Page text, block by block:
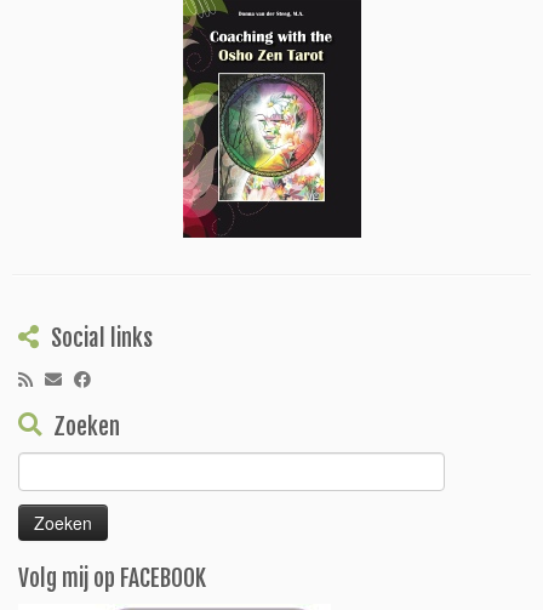
Social links
Zoeken
naar:
Volg mij op FACEBOOK